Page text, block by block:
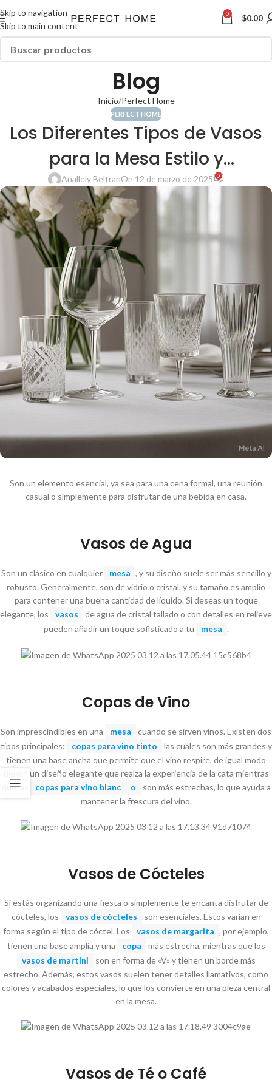
Skip to navigation
Skip to main content
0 $0.00
Blog
Inicio Perfect Home
PERFECT HOME
Los Diferentes Tipos de Vasos
para la Mesa Estilo y
Funcionalidad en Cada
Ocasión
Anallely BeltranOn 12 de marzo de 2025 0
Son un elemento esencial, ya sea para una cena formal, una reunión
casual o simplemente para disfrutar de una bebida en casa.
Vasos de Agua
Son un clásico en cualquier mesa , y su diseño suele ser más sencillo y
robusto. Generalmente, son de vidrio o cristal, y su tamaño es amplio
para contener una buena cantidad de líquido. Si deseas un toque
elegante, los
vasos
de agua de cristal tallado o con detalles en relieve
pueden añadir un toque sofisticado a tu
mesa .
Copas de Vino
Son imprescindibles en una mesa
cuando se sirven vinos. Existen dos
tipos principales:
copas para vino tinto
las cuales son más grandes y
tienen una base ancha que permite que el vino respire, de igual modo
tienen un diseño elegante que realza la experiencia de la cata mientras
que las
copas para vino blanc o
son más estrechas, lo que ayuda a
mantener la frescura del vino.
Vasos de Cócteles
Si estás organizando una fiesta o simplemente te encanta disfrutar de
cócteles, los
vasos de cócteles
son esenciales. Estos varían en
forma según el tipo de cóctel. Los
vasos de margarita , por ejemplo,
tienen una base amplia y una
copa
más estrecha, mientras que los
vasos de martini
son en forma de «V» y tienen un borde más
estrecho. Además, estos vasos suelen tener detalles llamativos, como
colores y acabados especiales, lo que los convierte en una pieza central
en la mesa.
Vasos de Té o Café